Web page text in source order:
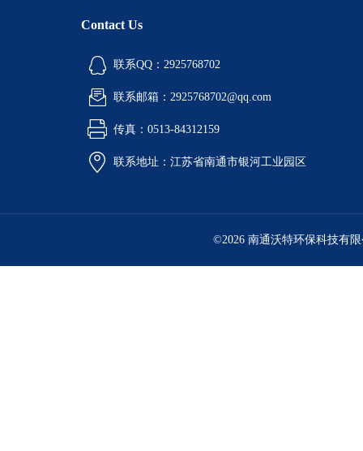
Contact Us
联系QQ：2925768702
联系邮箱：2925768702@qq.com
传真：0513-84312159
联系地址：江苏省南通市银河工业园区
©2026 南通沃特环保科技有